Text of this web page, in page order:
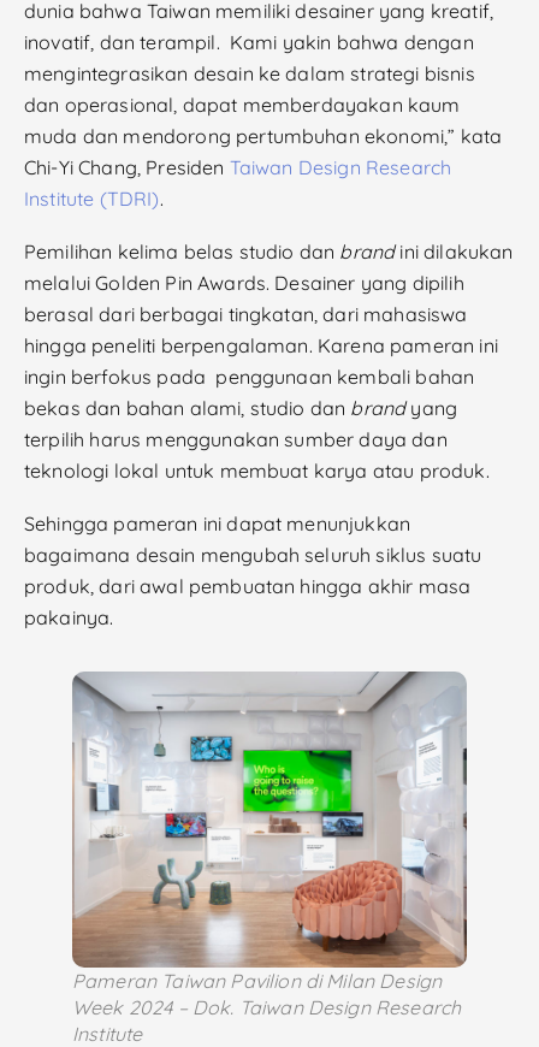
dunia bahwa Taiwan memiliki desainer yang kreatif,
inovatif, dan terampil. Kami yakin bahwa dengan
mengintegrasikan desain ke dalam strategi bisnis
dan operasional, dapat memberdayakan kaum
muda dan mendorong pertumbuhan ekonomi,” kata
Chi-Yi Chang, Presiden Taiwan Design Research
Institute (TDRI).
Pemilihan kelima belas studio dan brandini dilakukan
melalui Golden Pin Awards. Desainer yang dipilih
berasal dari berbagai tingkatan, dari mahasiswa
hingga peneliti berpengalaman. Karena pameran ini
ingin berfokus pada penggunaan kembali bahan
bekas dan bahan alami, studio dan brandyang
terpilih harus menggunakan sumber daya dan
teknologi lokal untuk membuat karya atau produk.
Sehingga pameran ini dapat menunjukkan
bagaimana desain mengubah seluruh siklus suatu
produk, dari awal pembuatan hingga akhir masa
pakainya.
Pameran Taiwan Pavilion di Milan Design
Week 2024 – Dok. Taiwan Design Research
Institute